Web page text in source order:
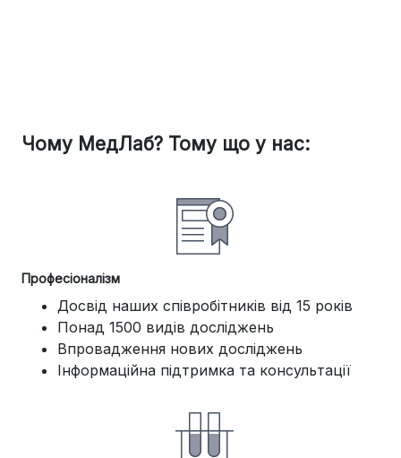
Чому МедЛаб? Тому що у нас:
Професіоналізм
Досвід наших співробітників від 15 років
Понад 1500 видів досліджень
Впровадження нових досліджень
Інформаційна підтримка та консультації